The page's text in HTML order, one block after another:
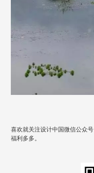
喜欢就关注设计中国微信公众号
福利多多。